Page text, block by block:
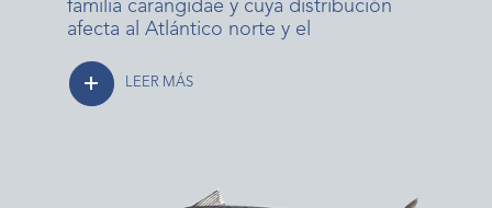
familia carangidae y cuya distribución
afecta al Atlántico norte y el
LEER MÁS